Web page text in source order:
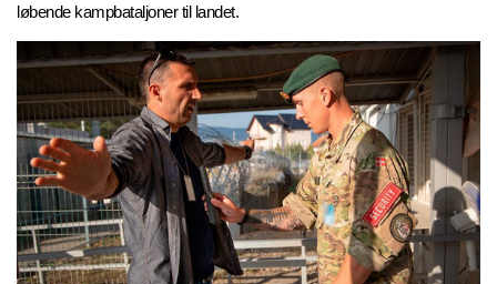
løbende kampbataljoner til landet.